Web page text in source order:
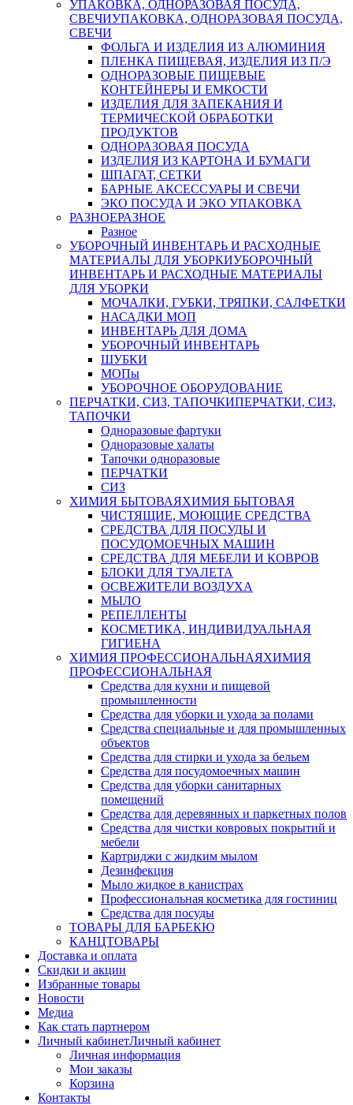
УПАКОВКА, ОДНОРАЗОВАЯ ПОСУДА,
СВЕЧИУПАКОВКА, ОДНОРАЗОВАЯ ПОСУДА,
СВЕЧИ
ФОЛЬГА И ИЗДЕЛИЯ ИЗ АЛЮМИНИЯ
ПЛЕНКА ПИЩЕВАЯ, ИЗДЕЛИЯ ИЗ П/Э
ОДНОРАЗОВЫЕ ПИЩЕВЫЕ
КОНТЕЙНЕРЫ И ЕМКОСТИ
ИЗДЕЛИЯ ДЛЯ ЗАПЕКАНИЯ И
ТЕРМИЧЕСКОЙ ОБРАБОТКИ
ПРОДУКТОВ
ОДНОРАЗОВАЯ ПОСУДА
ИЗДЕЛИЯ ИЗ КАРТОНА И БУМАГИ
ШПАГАТ, СЕТКИ
БАРНЫЕ АКСЕССУАРЫ И СВЕЧИ
ЭКО ПОСУДА И ЭКО УПАКОВКА
РАЗНОЕРАЗНОЕ
Разное
УБОРОЧНЫЙ ИНВЕНТАРЬ И РАСХОДНЫЕ
МАТЕРИАЛЫ ДЛЯ УБОРКИУБОРОЧНЫЙ
ИНВЕНТАРЬ И РАСХОДНЫЕ МАТЕРИАЛЫ
ДЛЯ УБОРКИ
МОЧАЛКИ, ГУБКИ, ТРЯПКИ, САЛФЕТКИ
НАСАДКИ МОП
ИНВЕНТАРЬ ДЛЯ ДОМА
УБОРОЧНЫЙ ИНВЕНТАРЬ
ШУБКИ
МОПы
УБОРОЧНОЕ ОБОРУДОВАНИЕ
ПЕРЧАТКИ, СИЗ, ТАПОЧКИПЕРЧАТКИ, СИЗ,
ТАПОЧКИ
Одноразовые фартуки
Одноразовые халаты
Тапочки одноразовые
ПЕРЧАТКИ
СИЗ
ХИМИЯ БЫТОВАЯХИМИЯ БЫТОВАЯ
ЧИСТЯЩИЕ, МОЮЩИЕ СРЕДСТВА
СРЕДСТВА ДЛЯ ПОСУДЫ И
ПОСУДОМОЕЧНЫХ МАШИН
СРЕДСТВА ДЛЯ МЕБЕЛИ И КОВРОВ
БЛОКИ ДЛЯ ТУАЛЕТА
ОСВЕЖИТЕЛИ ВОЗДУХА
МЫЛО
РЕПЕЛЛЕНТЫ
КОСМЕТИКА, ИНДИВИДУАЛЬНАЯ
ГИГИЕНА
ХИМИЯ ПРОФЕССИОНАЛЬНАЯХИМИЯ
ПРОФЕССИОНАЛЬНАЯ
Средства для кухни и пищевой
промышленности
Средства для уборки и ухода за полами
Средства специальные и для промышленных
объектов
Средства для стирки и ухода за бельем
Средства для посудомоечных машин
Средства для уборки санитарных
помещений
Средства для деревянных и паркетных полов
Средства для чистки ковровых покрытий и
мебели
Картриджи с жидким мылом
Дезинфекция
Мыло жидкое в канистрах
Профессиональная косметика для гостиниц
Средства для посуды
ТОВАРЫ ДЛЯ БАРБЕКЮ
КАНЦТОВАРЫ
Доставка и оплата
Скидки и акции
Избранные товары
Новости
Медиа
Как стать партнером
Личный кабинетЛичный кабинет
Личная информация
Мои заказы
Корзина
Контакты